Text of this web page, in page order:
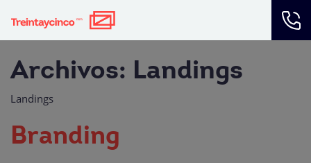
Navegación principal
Archivos: Landings
Landings
Branding